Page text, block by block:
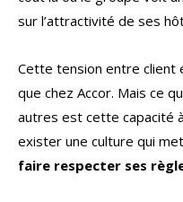
sur l’attractivité de ses
Cette tension entre
que chez Accor. Mais ce
autres est cette capacité
exister une culture qui
faire respecter ses